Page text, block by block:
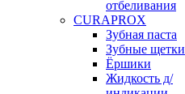
отбеливания
CURAPROX
Зубная паста
Зубные щетки
Ёршики
Жидкость д/